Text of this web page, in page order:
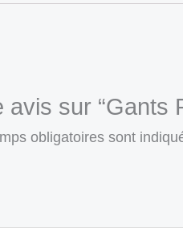
sur “Gants
obligatoires sont